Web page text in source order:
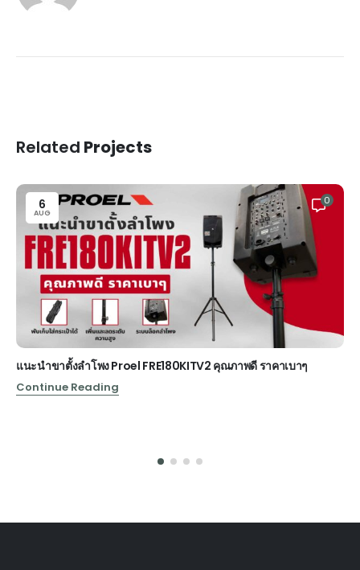
Related Projects
6
AUG
0
แนะนำขาตั้งลำโพง Proel FRE180KITV2 คุณภาพดี ราคาเบาๆ
Continue Reading